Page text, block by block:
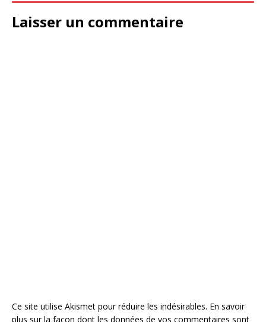
Laisser un commentaire
Ce site utilise Akismet pour réduire les indésirables. En savoir
plus sur la façon dont les données de vos commentaires sont